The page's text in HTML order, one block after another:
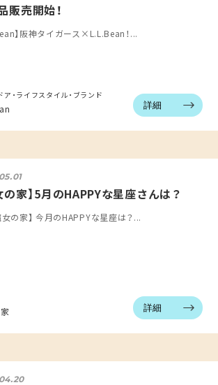
販売開始！
】阪神タイガース×L.L.Bean！...
ア・ライフスタイル・ブランド
詳細
の家】5月のHAPPYな星座さんは？
女の家】 今月のHAPPYな星座は？...
詳細